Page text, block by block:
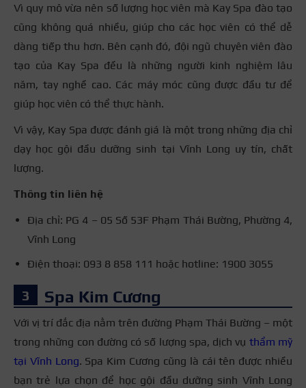
Vì quy mô vừa nên số lượng học viên mà Kay Spa đào tạo
cũng không quá nhiều, giúp cho các học viên có thể dễ
dàng tiếp thu hơn. Bên cạnh đó, đội ngũ chuyên viên đào
tạo của Kay Spa đều là những người kinh nghiệm lâu
năm, tay nghề cao. Các máy móc cũng được đầu tư để
giúp học viên có thể thực hành.
Vì vậy, Kay Spa được đánh giá là một trong những địa chỉ
dạy học gội đầu dưỡng sinh tại Vĩnh Long uy tín, chất
lượng.
Thông tin liên hệ
Địa chỉ: PG 4 – 05 Số 53F Phạm Thái Bường, Phường 4,
Vĩnh Long
Điện thoại: 093 8 858 111 hoặc hotline: 1900 3055
Spa Kim Cương
Với vị trí đắc địa nằm trên đường Phạm Thái Bường – một
trong những con đường có số lượng spa, dịch vụ thẩm mỹ
tại Vĩnh Long. Spa Kim Cương cũng là cái tên được nhiều
bạn trẻ lựa chọn để học gội đầu dưỡng sinh Vĩnh Long